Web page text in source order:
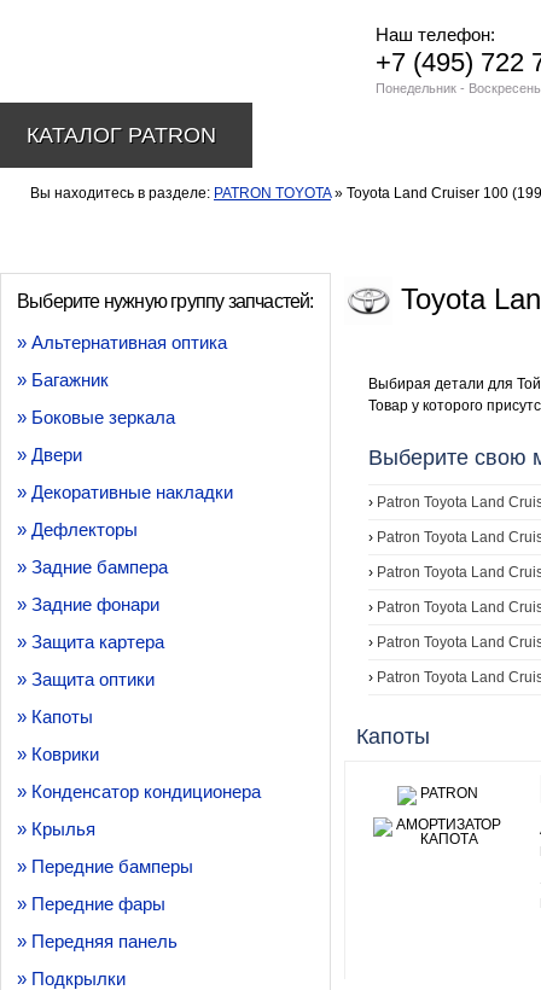
Вы находитесь в разделе: PATRON TOYOTA» Toyota Land Cruiser 100
Toyota
Выбирая детали для
Товар у которого
Выберите свою
› Patron Toyota Land
› Patron Toyota Land
› Patron Toyota Land
› Patron Toyota Land
› Patron Toyota Land
› Patron Toyota Land
Капоты
Выберите нужную группу запчастей:
» Альтернативная оптика
» Багажник
» Боковые зеркала
» Двери
» Декоративные накладки
» Дефлекторы
» Задние бампера
» Задние фонари
» Защита картера
» Защита оптики
» Капоты
» Коврики
» Конденсатор кондиционера
» Крылья
» Передние бамперы
» Передние фары
» Передняя панель
» Подкрылки
Наш телефон:
+7 (495) 722
Понедельник -
КАТАЛОГ PATRON